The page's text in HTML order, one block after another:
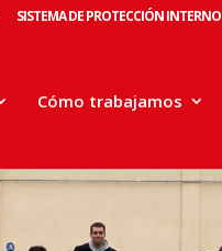
SISTEMA DE PROTECCIÓN INTERNO
Cómo trabajamos